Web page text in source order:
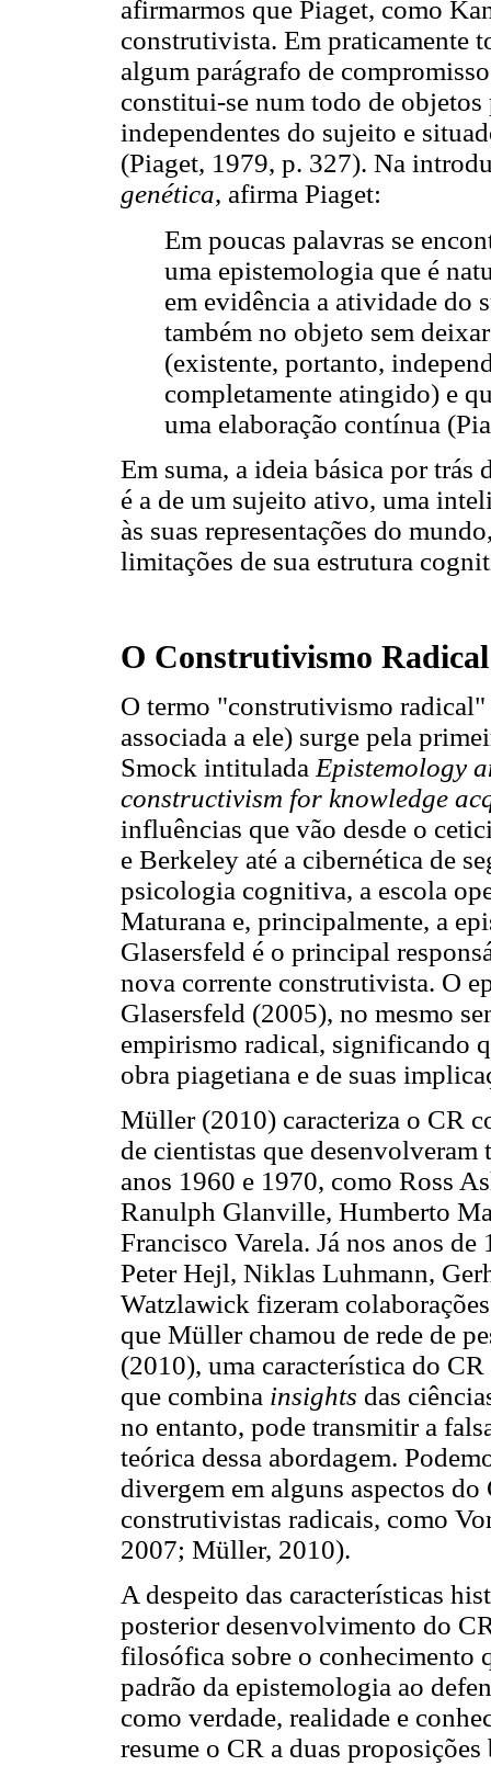
afirmarmos que Piaget, como
construtivista. Em praticamente
algum parágrafo de
constitui-se num todo de objetos
independentes do sujeito e
(Piaget, 1979, p. 327). Na
genética, afirma Piaget:
Em poucas palavras se
uma epistemologia que é
em evidência a atividade do
também no objeto sem
(existente, portanto,
completamente atingido) e
uma elaboração contínua
Em suma, a ideia básica por
é a de um sujeito ativo, uma
às suas representações do
limitações de sua estrutura
O Construtivismo Radical
O termo "construtivismo radical"
associada a ele) surge pela
Smock intitulada Epistemology
constructivism for knowledge
influências que vão desde o
e Berkeley até a cibernética de
psicologia cognitiva, a escola
Maturana e, principalmente, a
Glasersfeld é o principal
nova corrente construtivista. O
Glasersfeld (2005), no mesmo
empirismo radical, significando
obra piagetiana e de suas
Müller (2010) caracteriza o CR
de cientistas que
anos 1960 e 1970, como Ross
Ranulph Glanville, Humberto
Francisco Varela. Já nos anos
Peter Hejl, Niklas Luhmann,
Watzlawick fizeram
que Müller chamou de rede de
(2010), uma característica do
que combina insights das
no entanto, pode transmitir a
teórica dessa abordagem.
divergem em alguns aspectos
construtivistas radicais, como
2007; Müller, 2010).
A despeito das características
posterior desenvolvimento do
filosófica sobre o conhecimento
padrão da epistemologia ao
como verdade, realidade e
resume o CR a duas proposições